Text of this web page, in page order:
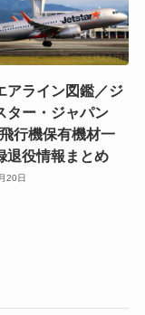
アライン図鑑／ジ
ター・ジャパン
行機保有機材一
退役情報まとめ
20日